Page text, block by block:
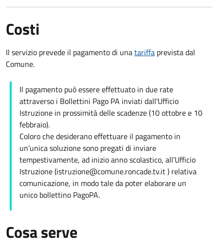
Costi
Il servizio prevede il pagamento di unatariffa prevista dal
Comune.
Il pagamento può essere effettuato in due rate
attraverso i Bollettini Pago PA inviati dall'Ufficio
Istruzione in prossimità delle scadenze (10 ottobre e 10
febbraio).
Coloro che desiderano effettuare il pagamento in
un’unica soluzione sono pregati di inviare
tempestivamente, ad inizio anno scolastico, all’Ufficio
Istruzione (istruzione@comune.roncade.tv.it ) relativa
comunicazione, in modo tale da poter elaborare un
unico bollettino PagoPA.
Cosa serve